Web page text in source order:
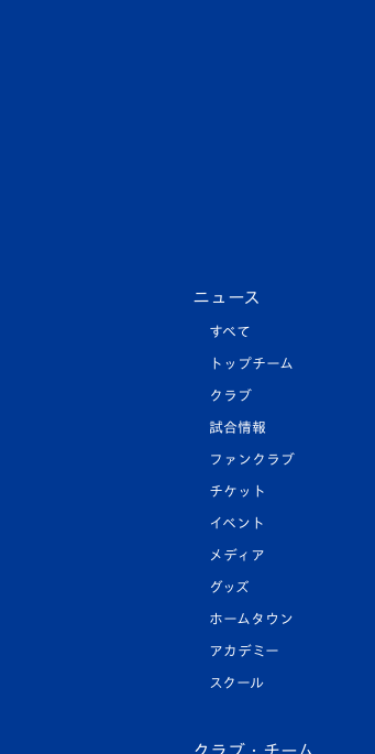
ニュース
すべて
トップチーム
クラブ
試合情報
ファンクラブ
チケット
イベント
メディア
グッズ
ホームタウン
アカデミー
スクール
クラブ・チーム